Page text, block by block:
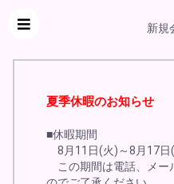
新規
夏季休暇のお知らせ
■休暇期間
8月11日(火)～8月17日
この期間は電話、メー